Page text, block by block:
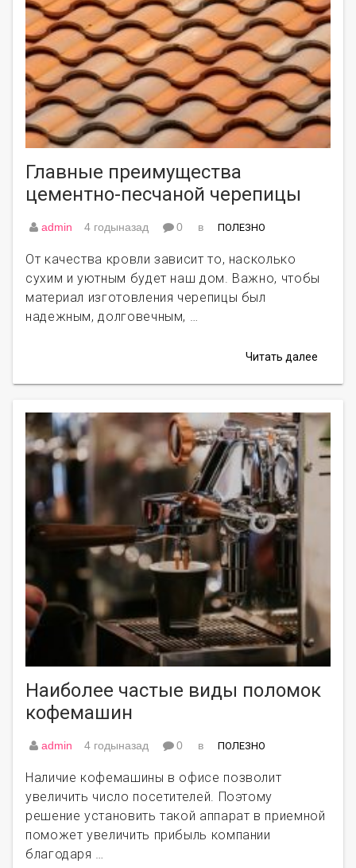
Главные преимущества
цементно-песчаной черепицы
admin 4 годыназад 0 в ПОЛЕЗНО
От качества кровли зависит то, насколько
сухим и уютным будет наш дом. Важно, чтобы
материал изготовления черепицы был
надежным, долговечным, …
Читать далее
Наиболее частые виды поломок
кофемашин
admin 4 годыназад 0 в ПОЛЕЗНО
Наличие кофемашины в офисе позволит
увеличить число посетителей. Поэтому
решение установить такой аппарат в приемной
поможет увеличить прибыль компании
благодаря …